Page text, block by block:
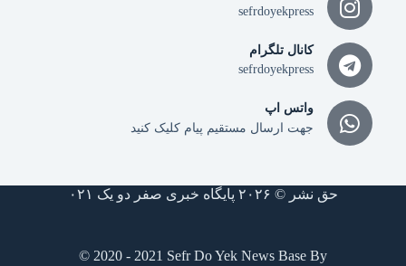
sefrdoyekpress
کانال تلگرام
sefrdoyekpress
واتس اپ
جهت ارسال مستقیم پیام کلیک کنید
حق نشر © ۲۰۲۶ پایگاه خبری صفر دو یک ۰۲۱
© 2020 - 2021 Sefr Do Yek News Base By